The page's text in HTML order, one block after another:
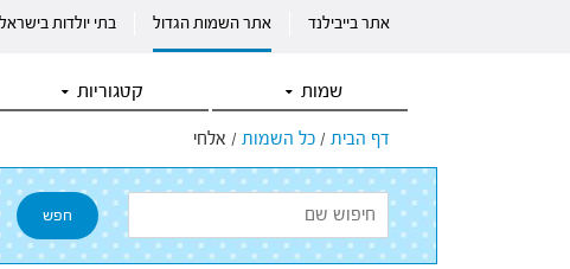
אתר בייבילנד אתר השמות הגדול בתי יולדות בישראל
שמות קטגוריות
דף הבית / כל השמות / אלחי